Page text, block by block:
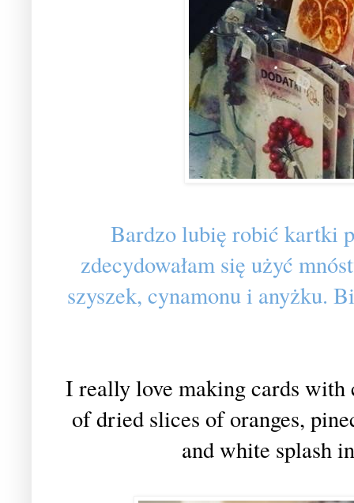
Bardzo lubię robić kartki
zdecydowałam się użyć
szyszek, cynamonu i anyżku.
I really love making cards with
of dried slices of oranges,
and white splash